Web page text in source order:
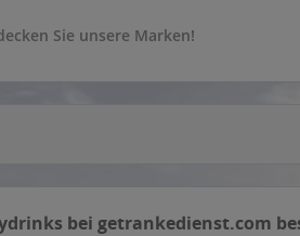
Sie unsere Marken!
bei getrankedienst.com